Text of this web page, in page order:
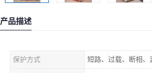
产品描述
保护方式 短路、过载、断相、